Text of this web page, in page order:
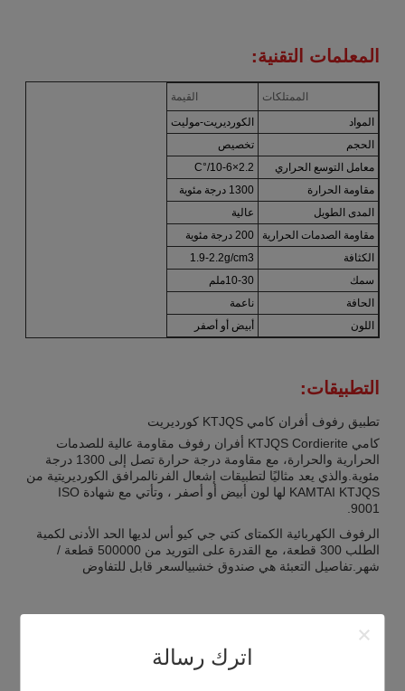
اترك رسالة
المعلمات التقنية:
الممتلكات
القيمة
المواد
الكورديريت-موليت
الحجم
تخصيص
معامل التوسع الحراري
2.2×10-6/°C
مقاومة الحرارة
1300 درجة مئوية
المدى الطويل
عالية
مقاومة الصدمات الحرارية
200 درجة مئوية
الكثافة
1.9-2.2g/cm3
سمك
10-30ملم
الحافة
ناعمة
اللون
أبيض أو أصفر
التطبيقات:
تطبيق رفوف أفران كامي KTJQS كورديريت
كامي KTJQS Cordierite أفران رفوف مقاومة عالية للصدمات
الحرارية والحرارة، مع مقاومة درجة حرارة تصل إلى 1300 درجة
مئوية.والذي يعد مثاليًا لتطبيقات إشعال الفرنالمرافق الكورديريتية من
KAMTAI KTJQS لها لون أبيض أو أصفر ، وتأتي مع شهادة ISO
9001.
الرفوف الكهربائية الكمتاى كتي جي كيو أس لديها الحد الأدنى لكمية
الطلب 300 قطعة، مع القدرة على التوريد من 500000 قطعة /
شهر.تفاصيل التعبئة هي صندوق خشبيالسعر قابل للتفاوض
التخصيص:
أرفف أفران الكورديريت المخصصة من قبل كامتاي